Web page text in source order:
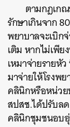
ตามกฎเก
รักษาเกินจาก
พยาบาลจะเบิก
เติม หากไม่เพี
เหมาจ่ายราย
มาจ่ายให้โรงพ
คลินิกหรือหน่วย
สปสช.ได้ปรับล
คลินิกชุมชนอบ